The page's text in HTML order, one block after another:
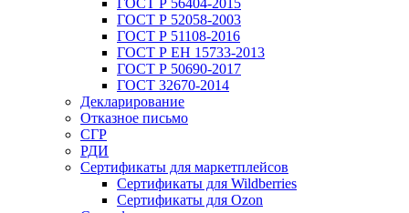
ГОСТ Р 56404-2015
ГОСТ Р 52058-2003
ГОСТ Р 51108-2016
ГОСТ Р ЕН 15733-2013
ГОСТ Р 50690-2017
ГОСТ 32670-2014
Декларирование
Отказное письмо
СГР
РДИ
Сертификаты для маркетплейсов
Сертификаты для Wildberries
Сертификаты для Ozon